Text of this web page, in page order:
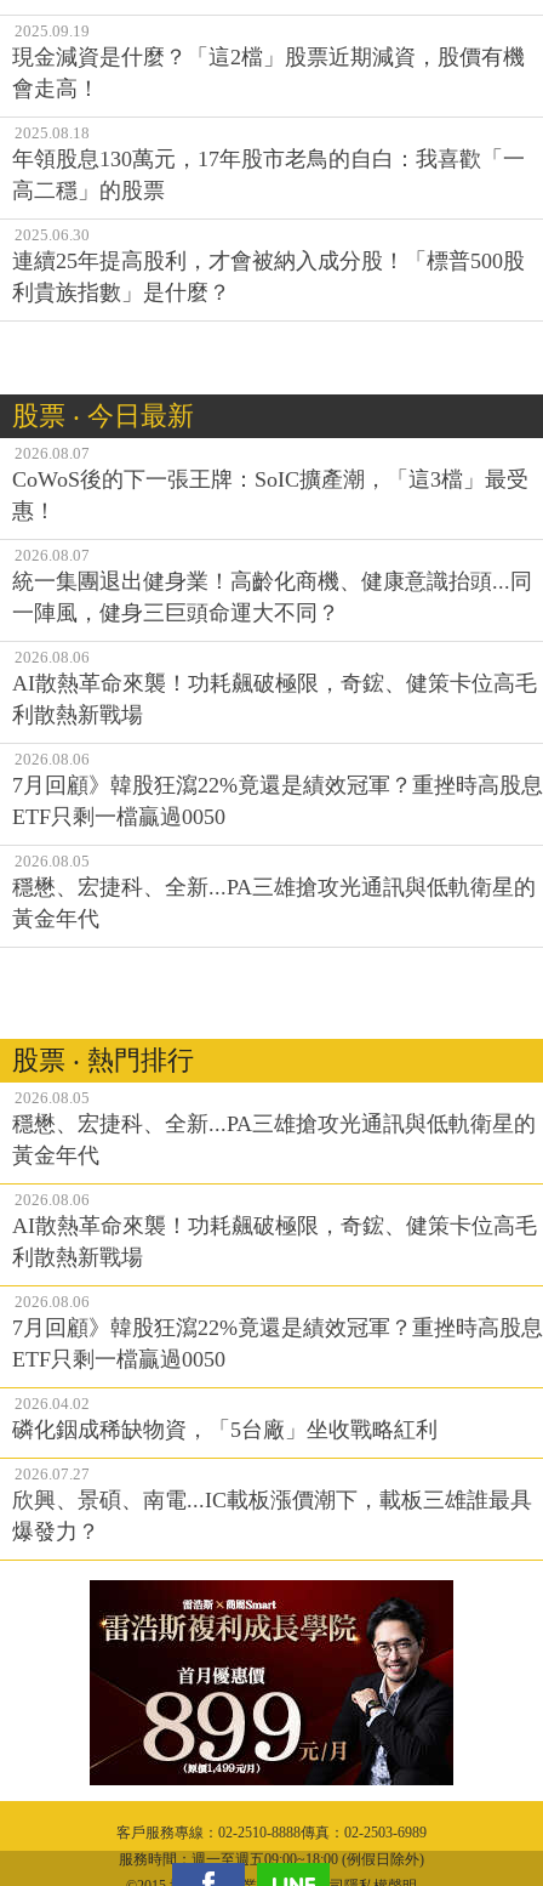
2025.09.19
現金減資是什麼？「這2檔」股票近期減資，股價有機
會走高！
2025.08.18
年領股息130萬元，17年股市老鳥的自白：我喜歡「一
高二穩」的股票
2025.06.30
連續25年提高股利，才會被納入成分股！「標普500股
利貴族指數」是什麼？
股票 ‧ 今日最新
2026.08.07
CoWoS後的下一張王牌：SoIC擴產潮，「這3檔」最受
惠！
2026.08.07
統一集團退出健身業！高齡化商機、健康意識抬頭...同
一陣風，健身三巨頭命運大不同？
2026.08.06
AI散熱革命來襲！功耗飆破極限，奇鋐、健策卡位高毛
利散熱新戰場
2026.08.06
7月回顧》韓股狂瀉22%竟還是績效冠軍？重挫時高股息
ETF只剩一檔贏過0050
2026.08.05
穩懋、宏捷科、全新...PA三雄搶攻光通訊與低軌衛星的
黃金年代
股票 ‧ 熱門排行
2026.08.05
穩懋、宏捷科、全新...PA三雄搶攻光通訊與低軌衛星的
黃金年代
2026.08.06
AI散熱革命來襲！功耗飆破極限，奇鋐、健策卡位高毛
利散熱新戰場
2026.08.06
7月回顧》韓股狂瀉22%竟還是績效冠軍？重挫時高股息
ETF只剩一檔贏過0050
2026.04.02
磷化銦成稀缺物資，「5台廠」坐收戰略紅利
2026.07.27
欣興、景碩、南電...IC載板漲價潮下，載板三雄誰最具
爆發力？
客戶服務專線：02-2510-8888傳真：02-2503-6989
服務時間：週一至週五09:00~18:00 (例假日除外)